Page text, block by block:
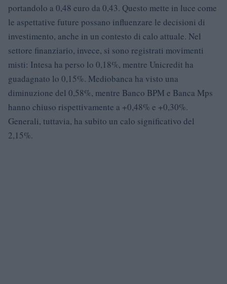
portandolo a 0,48 euro da 0,43. Questo mette in luce come
le aspettative future possano influenzare le decisioni di
investimento, anche in un contesto di calo attuale. Nel
settore finanziario, invece, si sono registrati movimenti
misti: Intesa ha perso lo 0,18%, mentre Unicredit ha
guadagnato lo 0,15%. Mediobanca ha visto una
diminuzione del 0,58%, mentre Banco BPM e Banca Mps
hanno chiuso rispettivamente a +0,48% e +0,30%.
Generali, tuttavia, ha subito un calo significativo del
2,15%.